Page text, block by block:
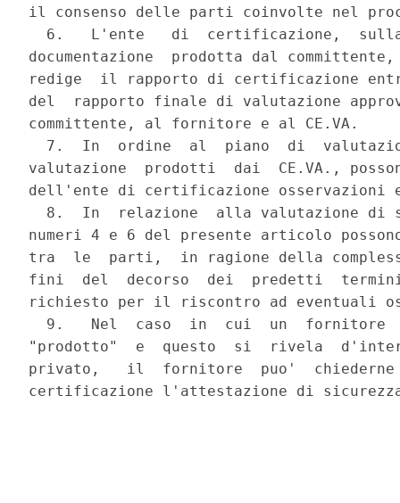
il consenso delle parti coinvolte nel
6.   L'ente   di  certificazione,
documentazione  prodotta dal
redige  il rapporto di certificazione
del  rapporto finale di valutazione
committente, al fornitore e al CE.VA.
7.  In  ordine  al  piano  di
valutazione  prodotti  dai  CE.VA.,
dell'ente di certificazione osservazioni
8.  In  relazione  alla valutazione di
numeri 4 e 6 del presente articolo
tra  le  parti,  in ragione della
fini  del  decorso  dei  predetti  termini
richiesto per il riscontro ad eventuali
9.   Nel  caso  in  cui  un  fornitore
"prodotto"  e  questo  si  rivela
privato,   il  fornitore  puo'